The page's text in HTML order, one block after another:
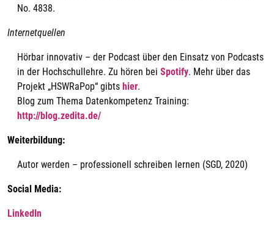
No. 4838.
Internetquellen
Hörbar innovativ – der Podcast über den Einsatz von Podcasts
in der Hochschullehre. Zu hören bei Spotify. Mehr über das
Projekt „HSWRaPop“ gibts hier.
Blog zum Thema Datenkompetenz Training:
http://blog.zedita.de/
Weiterbildung:
Autor werden – professionell schreiben lernen (SGD, 2020)
Social Media:
LinkedIn